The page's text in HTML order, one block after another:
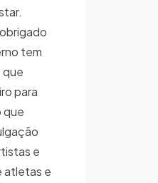
tem
que
para
que
e
atletas e